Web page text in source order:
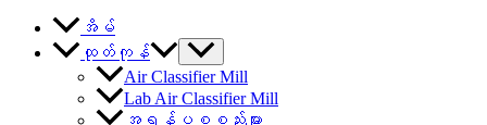
အိမ်
ထုတ်ကုန်
Air Classifier Mill
Lab Air Classifier Mill
အရန်ပစ္စည်းများ